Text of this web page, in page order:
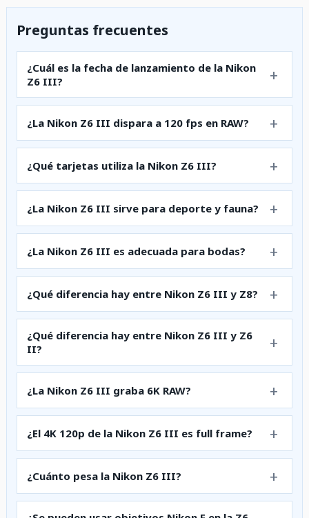
Preguntas frecuentes
¿Cuál es la fecha de lanzamiento de la Nikon
Z6 III?
¿La Nikon Z6 III dispara a 120 fps en RAW?
¿Qué tarjetas utiliza la Nikon Z6 III?
¿La Nikon Z6 III sirve para deporte y fauna?
¿La Nikon Z6 III es adecuada para bodas?
¿Qué diferencia hay entre Nikon Z6 III y Z8?
¿Qué diferencia hay entre Nikon Z6 III y Z6
II?
¿La Nikon Z6 III graba 6K RAW?
¿El 4K 120p de la Nikon Z6 III es full frame?
¿Cuánto pesa la Nikon Z6 III?